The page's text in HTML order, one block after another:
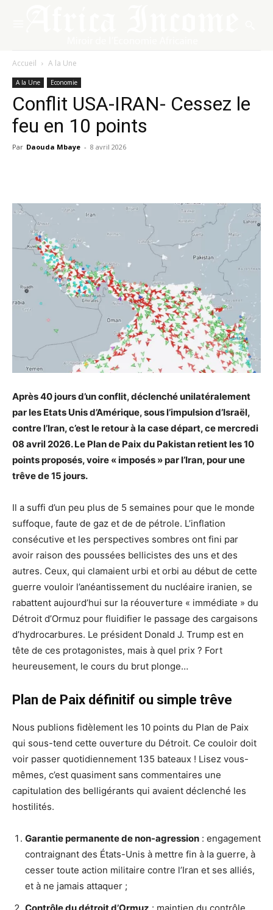
Accueil A la Une
A la Une Economie
Conflit USA-IRAN- Cessez le
feu en 10 points
Par Daouda Mbaye - 8 avril 2026
Après 40 jours d’un conflit, déclenché unilatéralement
par les Etats Unis d’Amérique, sous l’impulsion d’Israël,
contre l’Iran, c’est le retour à la case départ, ce mercredi
08 avril 2026. Le Plan de Paix du Pakistan retient les 10
points proposés, voire « imposés » par l’Iran, pour une
trêve de 15 jours.
Il a suffi d’un peu plus de 5 semaines pour que le monde
suffoque, faute de gaz et de de pétrole. L’inflation
consécutive et les perspectives sombres ont fini par
avoir raison des poussées bellicistes des uns et des
autres. Ceux, qui clamaient urbi et orbi au début de cette
guerre vouloir l’anéantissement du nucléaire iranien, se
rabattent aujourd’hui sur la réouverture « immédiate » du
Détroit d’Ormuz pour fluidifier le passage des cargaisons
d’hydrocarbures. Le président Donald J. Trump est en
tête de ces protagonistes, mais à quel prix ? Fort
heureusement, le cours du brut plonge…
Plan de Paix définitif ou simple trêve
Nous publions fidèlement les 10 points du Plan de Paix
qui sous-tend cette ouverture du Détroit. Ce couloir doit
voir passer quotidiennement 135 bateaux ! Lisez vous-
mêmes, c’est quasiment sans commentaires une
capitulation des belligérants qui avaient déclenché les
hostilités.
Garantie permanente de non-agression : engagement
contraignant des États-Unis à mettre fin à la guerre, à
cesser toute action militaire contre l’Iran et ses alliés,
et à ne jamais attaquer ;